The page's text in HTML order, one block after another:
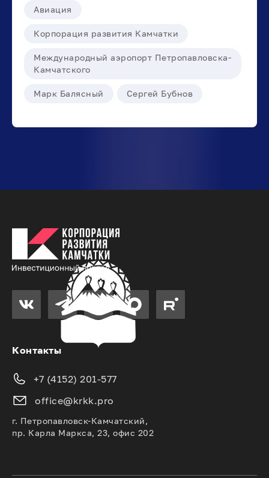
Авиация
Корпорация развития Камчатки
Международный аэропорт Петропавловска-
Камчатского
Марк Балясный Сергей Бубнов
Контакты
+7 (4152) 201-577
office@krkk.pro
г. Петропавловск-Камчатский,
пр. Карла Маркса, 23, офис 202